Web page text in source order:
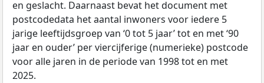
en geslacht. Daarnaast bevat het document met
postcodedata het aantal inwoners voor iedere 5
jarige leeftijdsgroep van ‘0 tot 5 jaar’ tot en met ‘90
jaar en ouder’ per viercijferige (numerieke) postcode
voor alle jaren in de periode van 1998 tot en met
2025.